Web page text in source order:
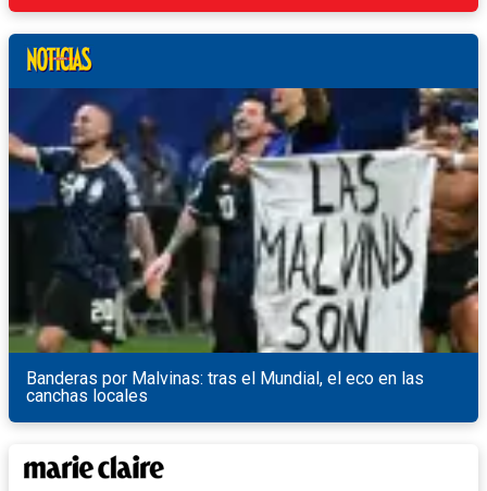
Banderas por Malvinas: tras el Mundial, el eco en las
canchas locales